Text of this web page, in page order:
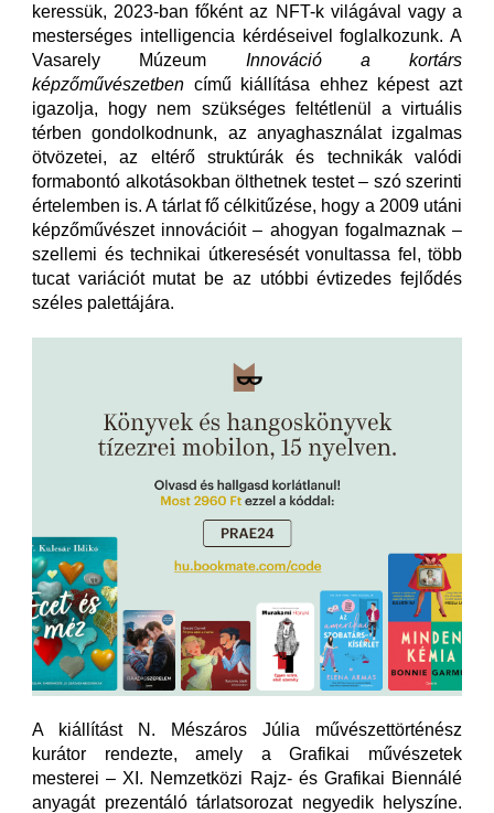
keressük, 2023-ban főként az NFT-k világával vagy a
mesterséges intelligencia kérdéseivel foglalkozunk. A
Vasarely Múzeum Innováció a kortárs
képzőművészetben című kiállítása ehhez képest azt
igazolja, hogy nem szükséges feltétlenül a virtuális
térben gondolkodnunk, az anyaghasználat izgalmas
ötvözetei, az eltérő struktúrák és technikák valódi
formabontó alkotásokban ölthetnek testet – szó szerinti
értelemben is. A tárlat fő célkitűzése, hogy a 2009 utáni
képzőművészet innovációit – ahogyan fogalmaznak –
szellemi és technikai útkeresését vonultassa fel, több
tucat variációt mutat be az utóbbi évtizedes fejlődés
széles palettájára.
A kiállítást N. Mészáros Júlia művészettörténész
kurátor rendezte, amely a Grafikai művészetek
mesterei – XI. Nemzetközi Rajz- és Grafikai Biennálé
anyagát prezentáló tárlatsorozat negyedik helyszíne.